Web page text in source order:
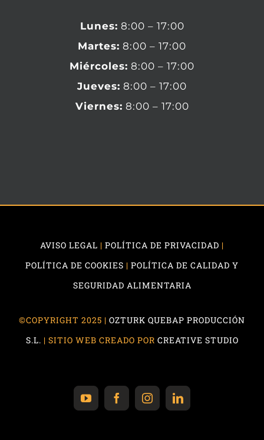
Lunes: 8:00 – 17:00
Martes: 8:00 – 17:00
Miércoles: 8:00 – 17:00
Jueves: 8:00 – 17:00
Viernes: 8:00 – 17:00
AVISO LEGAL | POLÍTICA DE PRIVACIDAD |
POLÍTICA DE COOKIES | POLÍTICA DE CALIDAD Y
SEGURIDAD ALIMENTARIA
©COPYRIGHT 2025 | OZTURK QUEBAP PRODUCCIÓN
S.L. | SITIO WEB CREADO POR CREATIVE STUDIO
YouTubeFacebookInstagramLinkedIn